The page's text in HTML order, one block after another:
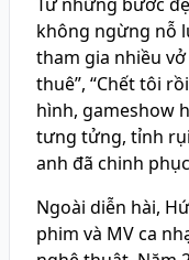
không ngừng nỗ
tham gia nhiều
thuê”, “Chết tôi
hình, gameshow
tưng tửng, tỉnh
anh đã chinh
Ngoài diễn hài,
phim và MV ca